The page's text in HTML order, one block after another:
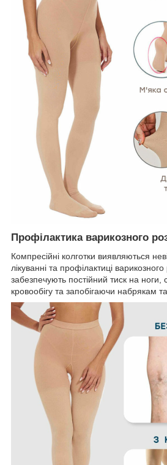
Профілактика варикозного
Компресійні колготки виявляються
лікуванні та профілактиці
забезпечують постійний тиск на
кровообігу та запобігаючи набрякам